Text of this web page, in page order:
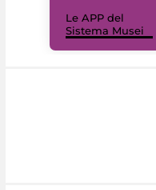
Le APP del
Sistema Musei